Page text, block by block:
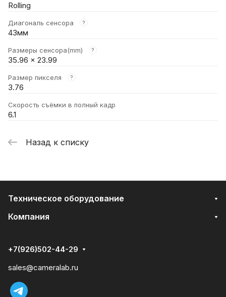
Rolling
Диагональ сенсора ?
43мм
Размеры сенсора(mm) ?
35.96 × 23.99
Размер пикселя ?
3.76
Скорость съёмки в полный кадр
6.1
Назад к списку
Техническое оборудование
Компания
+7(926)502-44-29
sales@cameralab.ru